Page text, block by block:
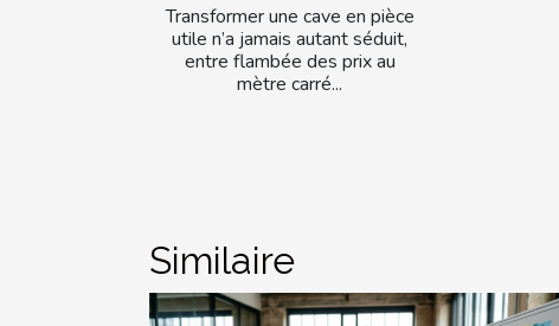
Transformer une cave en pièce
utile n’a jamais autant séduit,
entre flambée des prix au
mètre carré...
Similaire